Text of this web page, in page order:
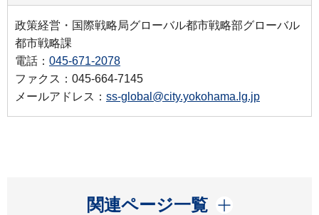
政策経営・国際戦略局グローバル都市戦略部グローバル
都市戦略課
電話： 045-671-2078
ファクス：045-664-7145
メールアドレス： ss-global@city.yokohama.lg.jp
関連ページ一覧
開く